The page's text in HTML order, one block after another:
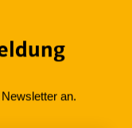
an.